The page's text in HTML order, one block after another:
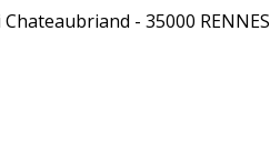
Chateaubriand - 35000 RENNES